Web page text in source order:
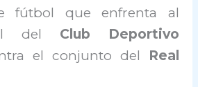
fútbol que enfrenta al
del Club Deportivo
el conjunto del Real